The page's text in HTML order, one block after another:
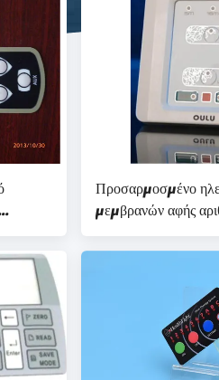
την
Προσαρμοσμένο
μεμβρανών αφής
πληκτρολόγιο
κοίλο κυρτό